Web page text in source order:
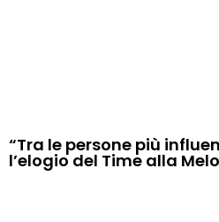
“Tra le persone più
l’elogio del Time alla